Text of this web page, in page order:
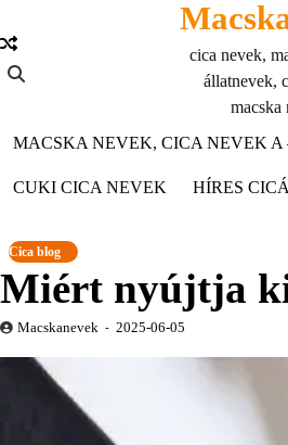
to
content
cica nevek,
állatnevek,
macska
MACSKA NEVEK, CICA NEVEK A
CUKI CICA NEVEK HÍRES
Cica blog
Miért nyújtja ki
Macskanevek 2025-06-05